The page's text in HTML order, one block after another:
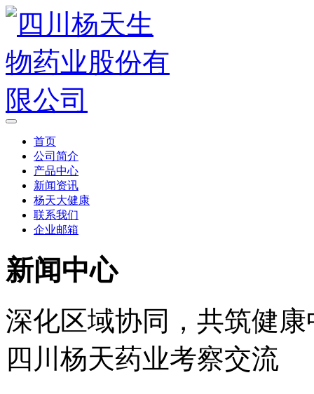
首页
公司简介
产品中心
新闻资讯
杨天大健康
联系我们
企业邮箱
新闻中心
深化区域协同，共筑健
四川杨天药业考察交流